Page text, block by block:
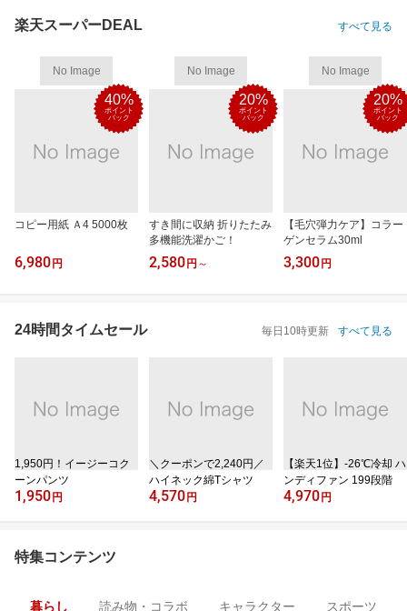
楽天スーパーDEAL すべて見る
No Image
40%
ポイント
バック
コピー用紙 Ａ4 5000枚
6,980 円
No Image
20%
ポイント
バック
すき間に収納 折りたたみ
多機能洗濯かご！
2,580 円 ～
No Image
20%
ポイント
バック
【毛穴弾力ケア】コラー
ゲンセラム30ml
3,300 円
24時間タイムセール 毎日10時更新 すべて見る
1,950円！イージーコク
ーンパンツ
1,950 円
＼クーポンで2,240円／
ハイネック綿Tシャツ
4,570 円
【楽天1位】‐26℃冷却 ハ
ンディファン 199段階
4,970 円
特集コンテンツ
暮らし 読み物・コラボ キャラクター スポーツ